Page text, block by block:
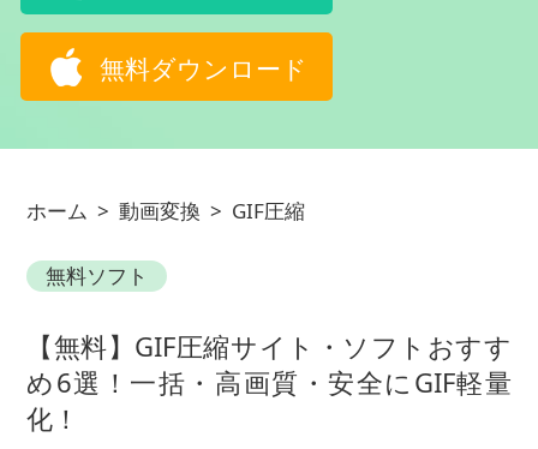
無料ダウンロード
ホーム > 動画変換 > GIF圧縮
無料ソフト
【無料】GIF圧縮サイト・ソフトおすす
め6選！一括・高画質・安全にGIF軽量
化！